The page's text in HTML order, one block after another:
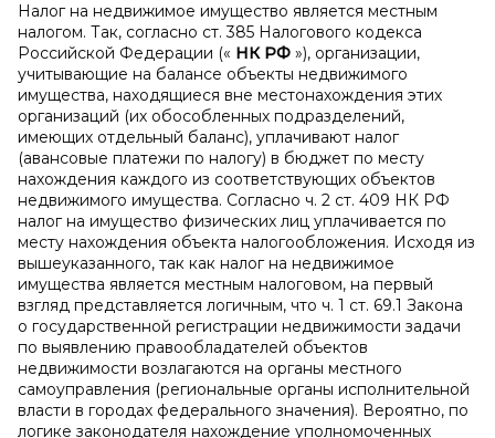
Налог на недвижимое имущество является местным
налогом. Так, согласно ст. 385 Налогового кодекса
Российской Федерации (« НК РФ »), организации,
учитывающие на балансе объекты недвижимого
имущества, находящиеся вне местонахождения этих
организаций (их обособленных подразделений,
имеющих отдельный баланс), уплачивают налог
(авансовые платежи по налогу) в бюджет по месту
нахождения каждого из соответствующих объектов
недвижимого имущества. Согласно ч. 2 ст. 409 НК РФ
налог на имущество физических лиц уплачивается по
месту нахождения объекта налогообложения. Исходя из
вышеуказанного, так как налог на недвижимое
имущества является местным налоговом, на первый
взгляд представляется логичным, что ч. 1 ст. 69.1 Закона
о государственной регистрации недвижимости задачи
по выявлению правообладателей объектов
недвижимости возлагаются на органы местного
самоуправления (региональные органы исполнительной
власти в городах федерального значения). Вероятно, по
логике законодателя нахождение уполномоченных